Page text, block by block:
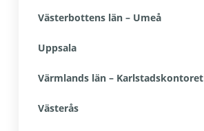
Västerbottens län – Umeå
Uppsala
Värmlands län – Karlstadskontoret
Västerås